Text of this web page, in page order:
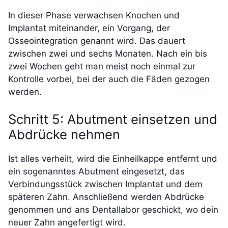
In dieser Phase verwachsen Knochen und
Implantat miteinander, ein Vorgang, der
Osseointegration genannt wird. Das dauert
zwischen zwei und sechs Monaten. Nach ein bis
zwei Wochen geht man meist noch einmal zur
Kontrolle vorbei, bei der auch die Fäden gezogen
werden.
Schritt 5: Abutment einsetzen und
Abdrücke nehmen
Ist alles verheilt, wird die Einheilkappe entfernt und
ein sogenanntes Abutment eingesetzt, das
Verbindungsstück zwischen Implantat und dem
späteren Zahn. Anschließend werden Abdrücke
genommen und ans Dentallabor geschickt, wo dein
neuer Zahn angefertigt wird.